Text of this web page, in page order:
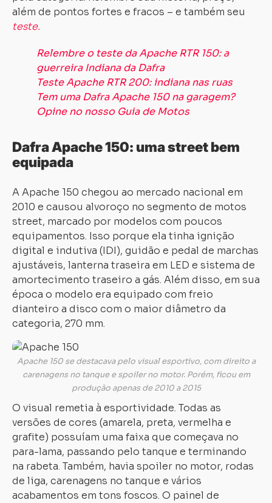
além de pontos fortes e fracos – e também seu
teste.
Relembre o teste da Apache RTR 150: a
guerreira Indiana da Dafra
Teste Apache RTR 200: indiana nas ruas
Tem uma Dafra Apache 150 na garagem?
Opine no nosso Guia de Motos
Dafra Apache 150: uma street bem
equipada
A Apache 150 chegou ao mercado nacional em
2010 e causou alvoroço no segmento de motos
street, marcado por modelos com poucos
equipamentos. Isso porque ela tinha ignição
digital e indutiva (IDI), guidão e pedal de marchas
ajustáveis, lanterna traseira em LED e sistema de
amortecimento traseiro a gás. Além disso, em sua
época o modelo era equipado com freio
dianteiro a disco com o maior diâmetro da
categoria, 270 mm.
Apache 150 se destacava pelo visual esportivo, com direito a
carenagens no tanque e spoiler no motor. Porém, ficou em
produção apenas de 2010 a 2015
O visual remetia à esportividade. Todas as
versões de cores (amarela, preta, vermelha e
grafite) possuíam uma faixa que começava no
para-lama, passando pelo tanque e terminando
na rabeta. Também, havia spoiler no motor, rodas
de liga, carenagens no tanque e vários
acabamentos em tons foscos. O painel de